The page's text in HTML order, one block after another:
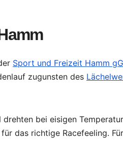
Sport und Freizeit Hamm
zugunsten des
bei eisigen
das richtige Racefeeling.